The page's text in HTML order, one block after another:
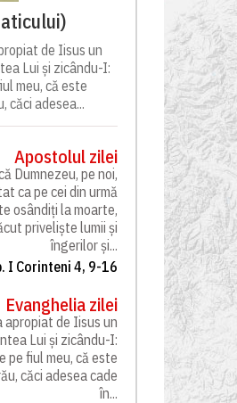
de Iisus un
Lui și zicându-I:
meu, că este
căci adesea...
Apostolul zilei
Dumnezeu, pe noi,
ca pe cei din urmă
osândiți la moarte,
priveliște lumii și
îngerilor și...
I Corinteni 4, 9-16
Evanghelia zilei
apropiat de Iisus un
Lui și zicându-I:
pe fiul meu, că este
căci adesea cade
în...